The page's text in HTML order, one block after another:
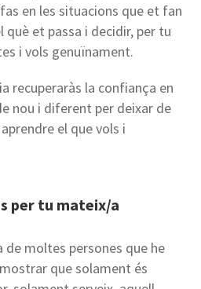
en les situacions que et fan
et passa i decidir, per tu
i vols genuïnament.
recuperaràs la confiança en
nou i diferent per deixar de
el que vols i
per tu mateix/a
de moltes persones que he
que solament és